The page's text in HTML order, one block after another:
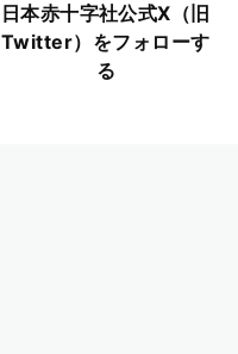
日本赤十字社公式X（旧
Twitter）をフォローす
る